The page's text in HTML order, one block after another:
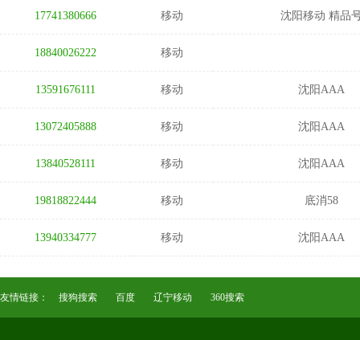
17741380666 移动 沈阳移动 精品
18840026222 移动
13591676111 移动 沈阳AAA
13072405888 移动 沈阳AAA
13840528111 移动 沈阳AAA
19818822444 移动 底消58
13940334777 移动 沈阳AAA
友情链接： 搜狗搜索 百度 辽宁移动 360搜索